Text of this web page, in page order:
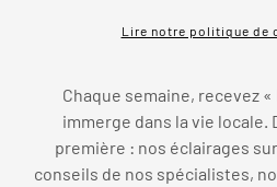
Lire notre politique de
Chaque semaine, recevez
immerge dans la vie locale.
première : nos éclairages
conseils de nos spécialistes,